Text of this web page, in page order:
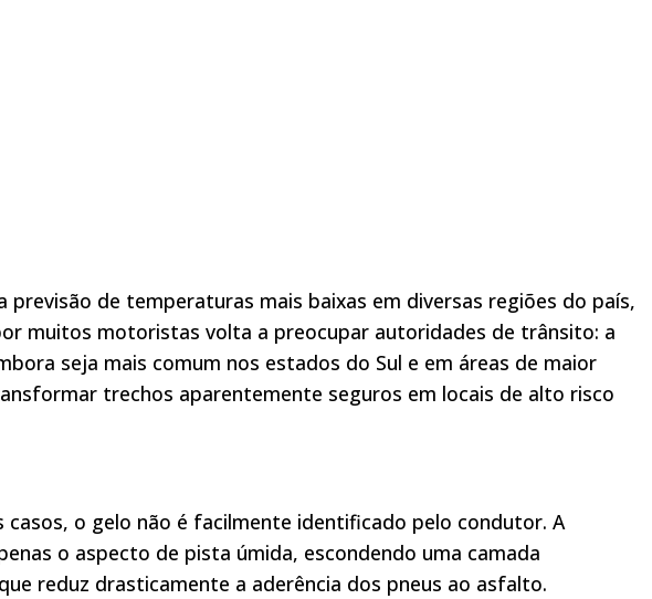
previsão de temperaturas mais baixas em diversas regiões do país,
muitos motoristas volta a preocupar autoridades de trânsito: a
seja mais comum nos estados do Sul e em áreas de maior
trechos aparentemente seguros em locais de alto risco
casos, o gelo não é facilmente identificado pelo condutor. A
o aspecto de pista úmida, escondendo uma camada
reduz drasticamente a aderência dos pneus ao asfalto.